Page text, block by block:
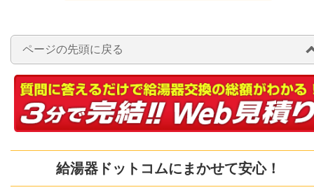
ページの先頭に戻る
給湯器ドットコムにまかせて安心！